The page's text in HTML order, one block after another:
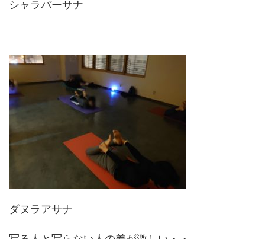
シャラバーサナ
ダヌラアサナ